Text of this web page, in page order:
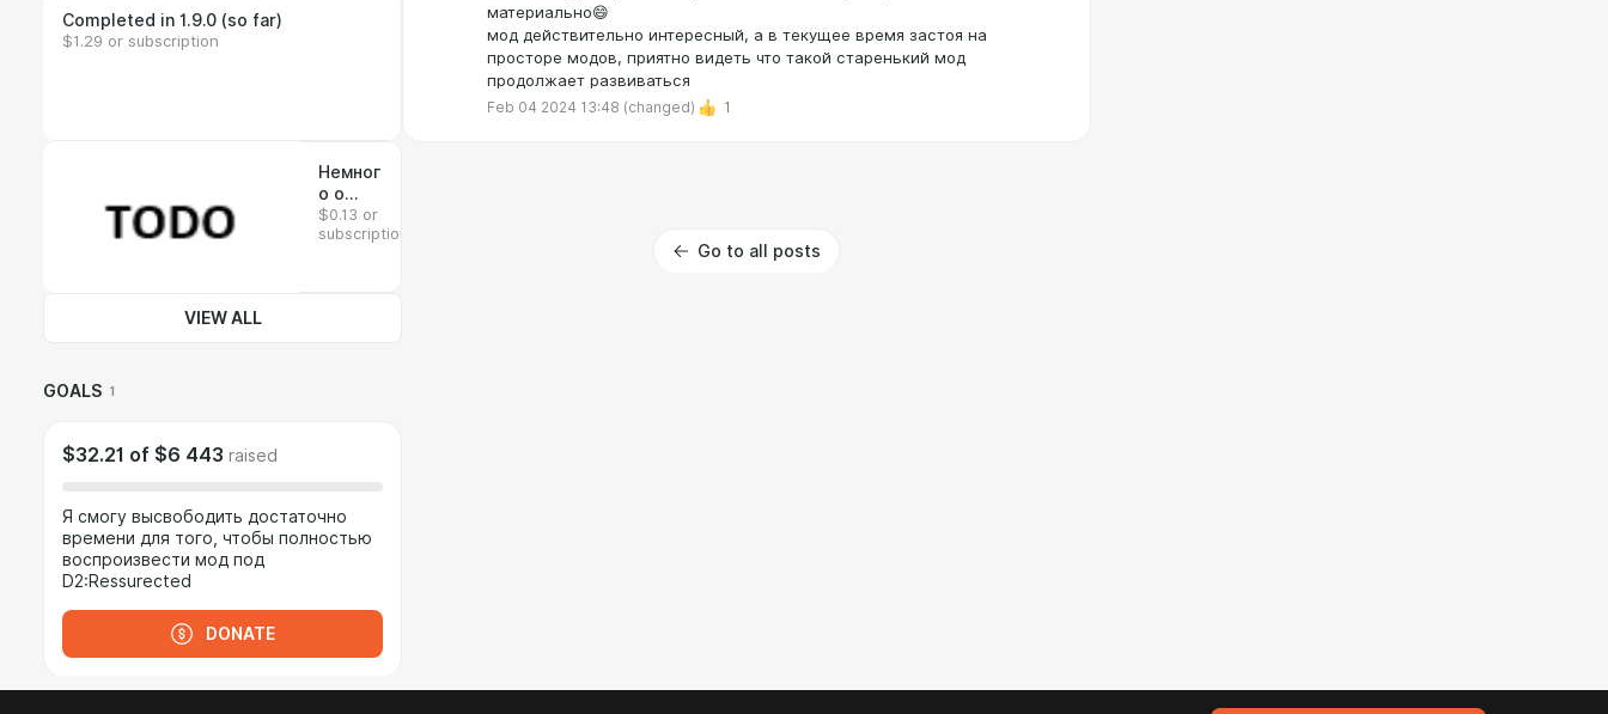
Completed in 1.9.0 (so far)
$1.29 or subscription
Немног
о о
будущ
ем
$0.13 or
subscription
VIEW ALL
GOALS 1
$32.21 of $6 443 raised
Я смогу высвободить достаточно
времени для того, чтобы полностью
воспроизвести мод под
D2:Ressurected
DONATE
материально😄
мод действительно интересный, а в текущее время застоя на
просторе модов, приятно видеть что такой старенький мод
продолжает развиваться
Feb 04 2024 13:48 (changed) 1
Go to all posts